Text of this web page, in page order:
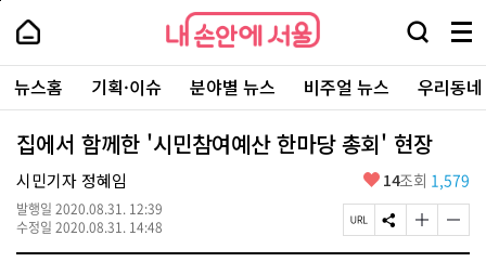
본
로
가
내
손
안
에
서
울
-
서
울
시
대
표
소
내
손
에
울
검
창
열
기
메
뉴
전
체
보
주
요
서
뉴스홈 기획·이슈 분야별 뉴스 비주얼 뉴스 우리동
집에서 함께한 '시민참여예산 한마당 총회' 현장
시민기자 정혜임
발행일 2020.08.31. 12:39
수정일 2020.08.31. 14:48
좋
요
14조회 1,579
페
이
S
N
글
자
글
자
페
상
단
로